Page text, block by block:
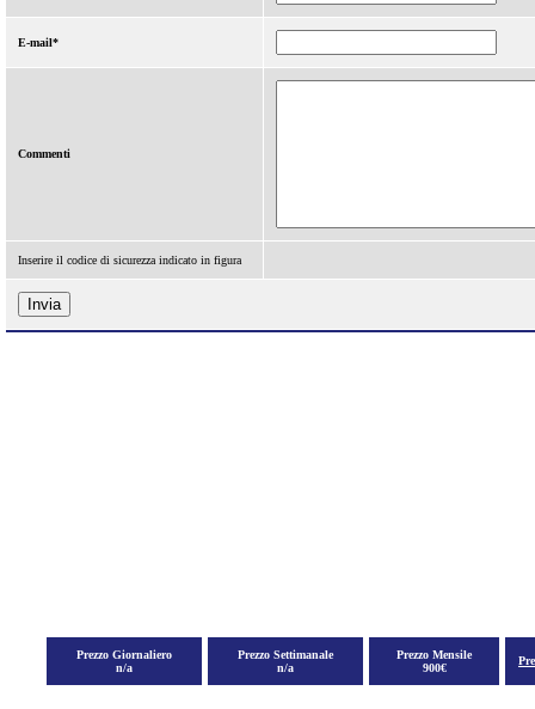
E-mail*
Commenti
Inserire il codice di sicurezza indicato in figura
Prezzo Giornaliero
n/a
Prezzo Settimanale
n/a
Prezzo Mensile
900€